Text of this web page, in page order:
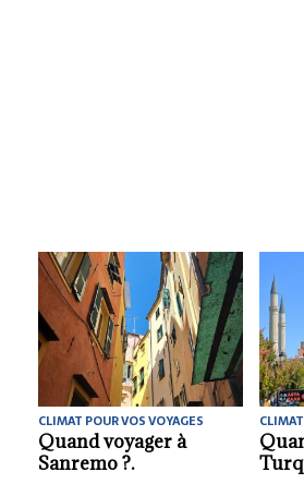
CLIMAT POUR VOS VOYAGES
La meilleure saison
pour partir découvrir
CLIMAT
La
pour